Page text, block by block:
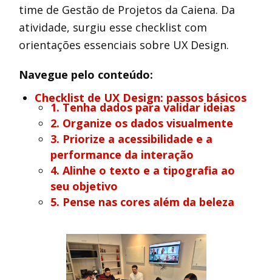
time de Gestão de Projetos da Caiena. Da
atividade, surgiu esse checklist com
orientações essenciais sobre UX Design.
Navegue pelo conteúdo:
Checklist de UX Design: passos básicos
1. Tenha dados para validar ideias
2. Organize os dados visualmente
3. Priorize a acessibilidade e a
performance da interação
4. Alinhe o texto e a tipografia ao
seu objetivo
5. Pense nas cores além da beleza